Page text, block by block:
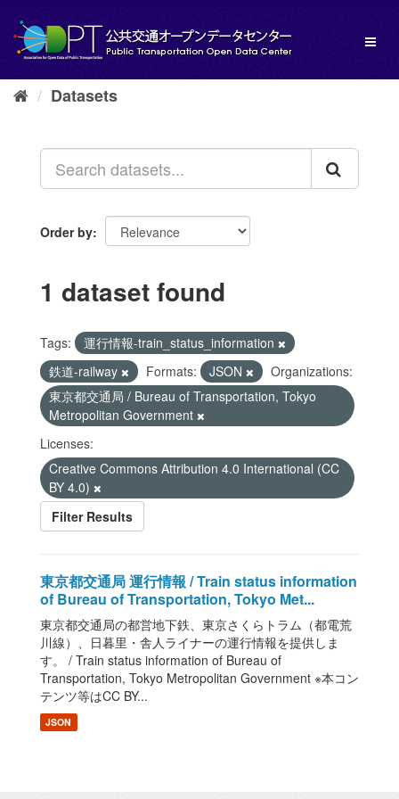
content
Datasets
Order by
1 dataset found
Tags:
運行情報-train_status_information
鉄道-railway
Formats: JSON
Organizations:
東京都交通局 / Bureau of Transportation, Tokyo
Metropolitan Government
Licenses:
Creative Commons Attribution 4.0 International (CC
BY 4.0)
Filter Results
東京都交通局 運行情報 / Train status information
of Bureau of Transportation, Tokyo Met...
東京都交通局の都営地下鉄、東京さくらトラム（都電荒
川線）、日暮里・舎人ライナーの運行情報を提供しま
す。 / Train status information of Bureau of
Transportation, Tokyo Metropolitan Government ※本コン
テンツ等はCC BY...
JSON